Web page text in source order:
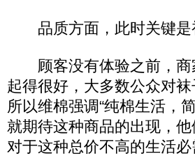
品质方面，此时关键是
顾客没有体验之前，商
起得很好，大多数公众对
所以维棉强调“纯棉生活，
就期待这种商品的出现，
对于这种总价不高的生活